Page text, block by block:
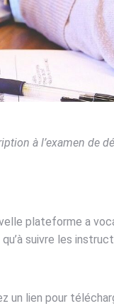
à l’examen de
plateforme a
qu’à suivre les
un lien pour